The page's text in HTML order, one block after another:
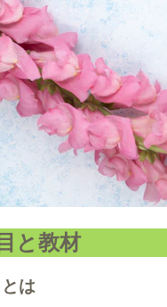
と教材
は